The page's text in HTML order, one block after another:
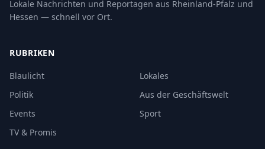
Lokale Nachrichten und Reportagen aus Rheinland-Pfalz und
Hessen — schnell vor Ort.
RUBRIKEN
Blaulicht
Lokales
Politik
Aus der Geschäftswelt
Events
Sport
TV & Promis